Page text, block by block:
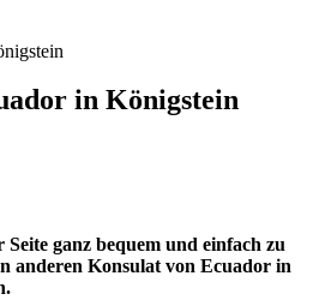
in Königstein
Seite ganz bequem und einfach zu
anderen Konsulat von Ecuador in